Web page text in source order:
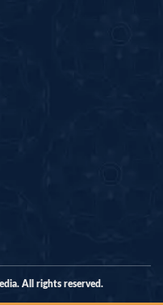
All rights reserved.